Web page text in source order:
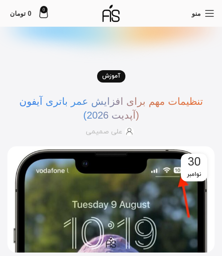
منو 0
0 تومان
آموزش
تنظیمات مهم برای افزایش عمر باتری آیفون
(آپدیت 2026)
علی صمیمی
30
نوامبر